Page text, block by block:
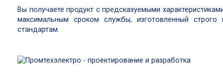
Вы получаете продукт с предсказуемыми
максимальным сроком службы, изготовленный строго
стандартам.